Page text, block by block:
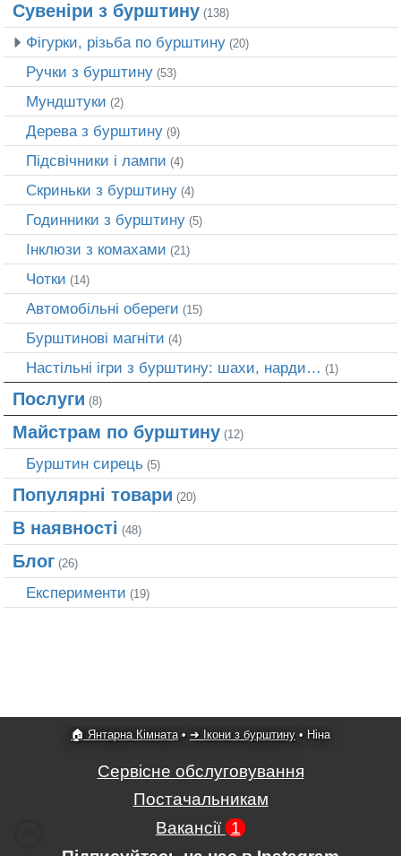
Сувеніри з бурштину (138)
Фігурки, різьба по бурштину (20)
Ручки з бурштину (53)
Мундштуки (2)
Дерева з бурштину (9)
Підсвічники і лампи (4)
Скриньки з бурштину (4)
Годинники з бурштину (5)
Інклюзи з комахами (21)
Чотки (14)
Автомобільні обереги (15)
Бурштинові магніти (4)
Настільні ігри з бурштину: шахи, нарди… (1)
Послуги (8)
Майстрам по бурштину (12)
Бурштин сирець (5)
Популярні товари (20)
В наявності (48)
Блог (26)
Експерименти (19)
🏠 Янтарна Кімната• ➜ Ікони з бурштину • Ніна
Сервісне обслуговування
Постачальникам
Вакансії 1